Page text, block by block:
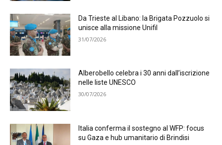
Da Trieste al Libano: la Brigata Pozzuolo si
unisce alla missione Unifil
31/07/2026
Alberobello celebra i 30 anni dall’iscrizione
nelle liste UNESCO
30/07/2026
Italia conferma il sostegno al WFP: focus
su Gaza e hub umanitario di Brindisi